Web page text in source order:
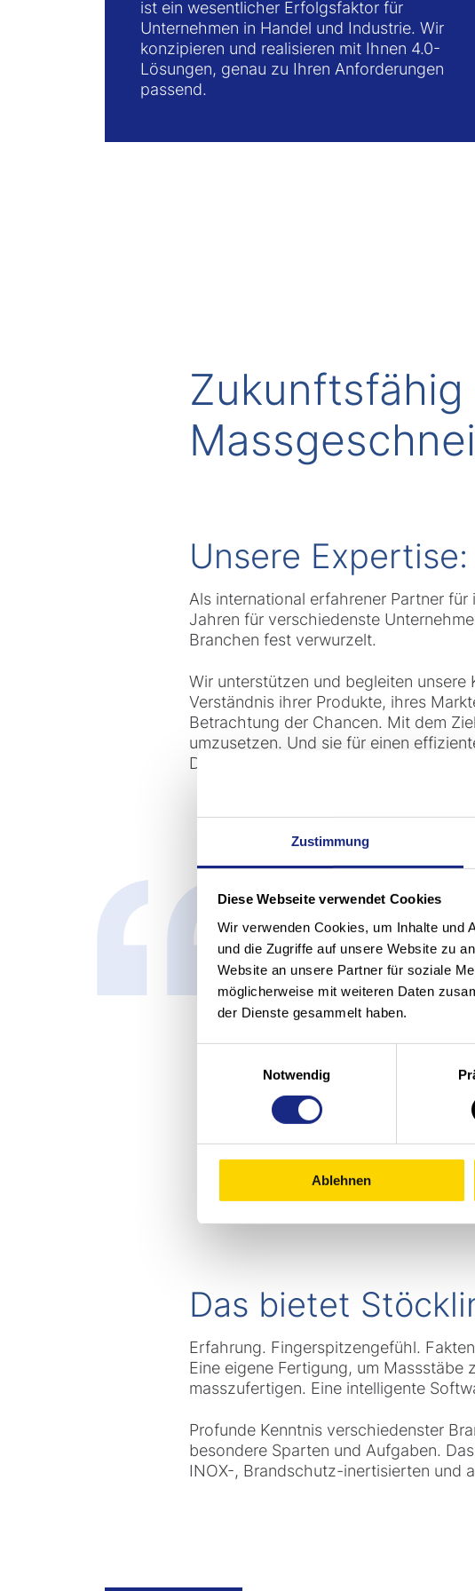
Zustimmung
Diese Webseite verwendet Cookies
Wir verwenden Cookies, um Inhalte und
und die Zugriffe auf unsere Website zu
Website an unsere Partner für soziale
möglicherweise mit weiteren Daten
der Dienste gesammelt haben.
Notwendig
Ablehnen
ist ein wesentlicher Erfolgsfaktor für
Unternehmen in Handel und Industrie. Wir
konzipieren und realisieren mit Ihnen 4.0-
Lösungen, genau zu Ihren Anforderungen
passend.
Unsere
Als international erfahrener Partner
Jahren für verschiedenste
Branchen fest verwurzelt.
Wir unterstützen und begleiten unsere
Verständnis ihrer Produkte, ihres
Betrachtung der Chancen. Mit dem
umzusetzen. Und sie für einen
Dienstleistungen bedarfsorientiert und
Wir denken in
diese für und mit
Intelligent.
Das bietet
Erfahrung. Fingerspitzengefühl.
Eine eigene Fertigung, um Massstäbe
masszufertigen. Eine intelligente
Profunde Kenntnis verschiedenster
besondere Sparten und Aufgaben.
INOX-, Brandschutz-inertisierten und